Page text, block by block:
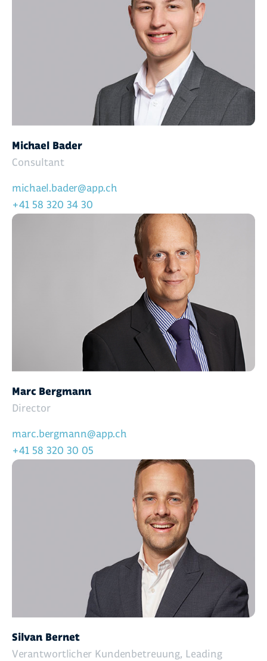
Michael Bader
Consultant
michael.bader@app.ch
+41 58 320 34 30
Marc Bergmann
Director
marc.bergmann@app.ch
+41 58 320 30 05
Silvan Bernet
Verantwortlicher Kundenbetreuung, Leading